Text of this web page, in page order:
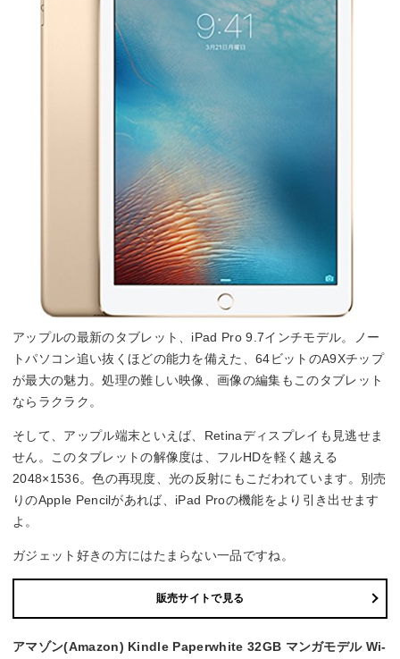
アップルの最新のタブレット、iPad Pro 9.7インチモデル。ノー
トパソコン追い抜くほどの能力を備えた、64ビットのA9Xチップ
が最大の魅力。処理の難しい映像、画像の編集もこのタブレット
ならラクラク。
そして、アップル端末といえば、Retinaディスプレイも見逃せま
せん。このタブレットの解像度は、フルHDを軽く越える
2048×1536。色の再現度、光の反射にもこだわれています。別売
りのApple Pencilがあれば、iPad Proの機能をより引き出せます
よ。
ガジェット好きの方にはたまらない一品ですね。
販売サイトで見る
アマゾン(Amazon) Kindle Paperwhite 32GB マンガモデル Wi-